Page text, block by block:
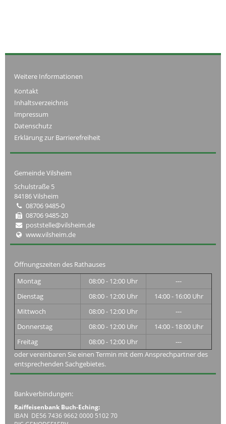
Weitere Informationen
Kontakt
Inhaltsverzeichnis
Impressum
Datenschutz
Erklärung zur Barrierefreiheit
Gemeinde Vilsheim
Schulstraße 5
84186 Vilsheim
08706 9485-0
08706 9485-20
poststelle@vilsheim.de
www.vilsheim.de
Öffnungszeiten des Rathauses
Montag
08:00 - 12:00 Uhr
---
Dienstag
08:00 - 12:00 Uhr
14:00 - 16:00 Uhr
Mittwoch
08:00 - 12:00 Uhr
---
Donnerstag
08:00 - 12:00 Uhr
14:00 - 18:00 Uhr
Freitag
08:00 - 12:00 Uhr
---
oder vereinbaren Sie einen Termin mit dem Ansprechpartner des
entsprechenden Sachgebietes.
Bankverbindungen:
Raiffeisenbank Buch-Eching:
IBAN DE56 7436 9662 0000 5102 70